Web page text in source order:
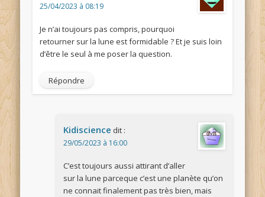
25/04/2023 à 08:19
Je n’ai toujours pas compris, pourquoi
retourner sur la lune est formidable ? Et je suis loin
d’être le seul à me poser la question.
Répondre
Kidiscience dit :
29/05/2023 à 16:00
C’est toujours aussi attirant d’aller
sur la lune parceque c’est une planète qu’on
ne connait finalement pas très bien, mais